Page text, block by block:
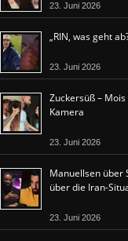
23. Juni 2026
„RIN, was geht
23. Juni 2026
Zuckersüß –
Kamera
23. Juni 2026
Manuellsen über
über die Iran-
23. Juni 2026